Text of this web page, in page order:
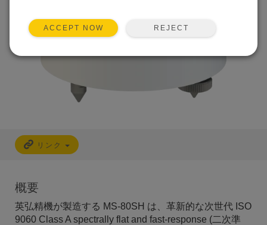
リンク
概要
英弘精機が製造する MS-80SH は、革新的な次世代 ISO
9060 Class A spectrally flat and fast-response (二次準
ACCEPT NOW REJECT